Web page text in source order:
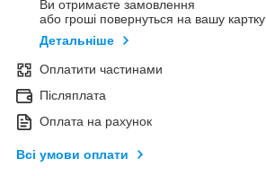
Ви отримаєте замовлення
або гроші повернуться на вашу картку
Детальніше
Оплатити частинами
Післяплата
Оплата на рахунок
Всі умови оплати